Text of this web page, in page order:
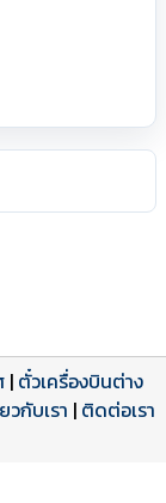
| ตั๋วเครื่องบินต่าง
วกับเรา | ติดต่อเรา